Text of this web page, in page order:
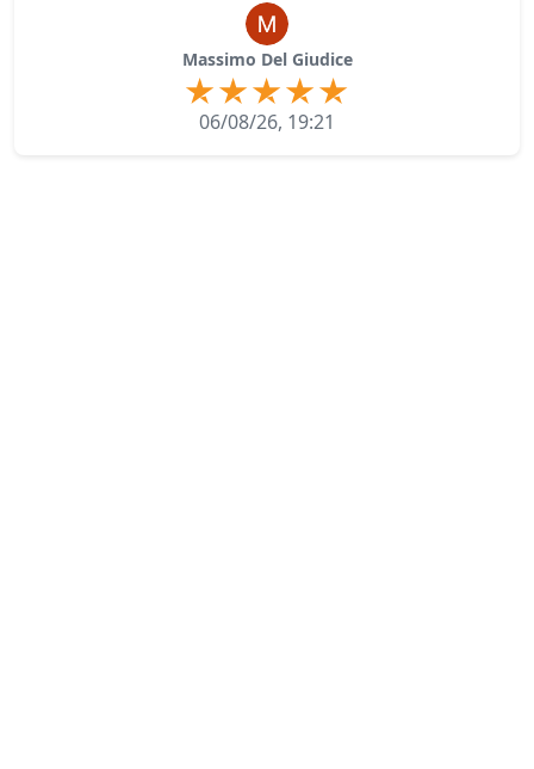
Massimo Del Giudice
06/08/26, 19:21